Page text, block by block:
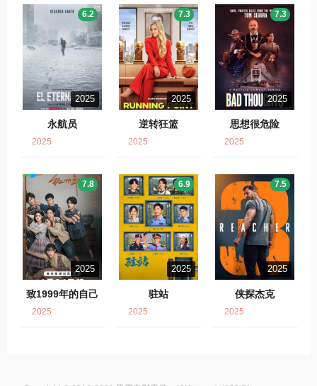
2025
永航员
6.2
2025
2025
逆转狂篮
7.3
2025
2025
思想很危险
7.3
2025
2025
致1999年的自己
7.8
2025
2025
驻站
6.9
2025
2025
侠探杰克
7.5
2025